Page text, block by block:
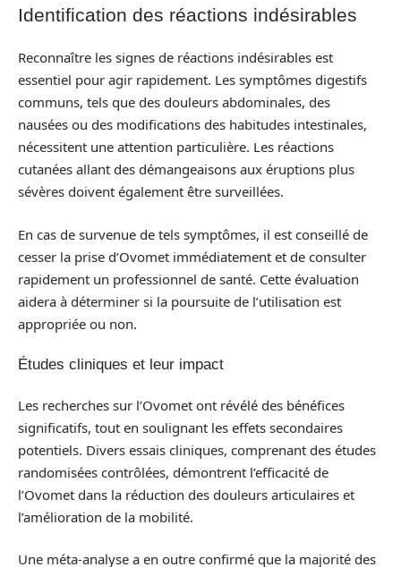
Identification des réactions indésirables
Reconnaître les signes de réactions indésirables est
essentiel pour agir rapidement. Les symptômes digestifs
communs, tels que des douleurs abdominales, des
nausées ou des modifications des habitudes intestinales,
nécessitent une attention particulière. Les réactions
cutanées allant des démangeaisons aux éruptions plus
sévères doivent également être surveillées.
En cas de survenue de tels symptômes, il est conseillé de
cesser la prise d’Ovomet immédiatement et de consulter
rapidement un professionnel de santé. Cette évaluation
aidera à déterminer si la poursuite de l’utilisation est
appropriée ou non.
Études cliniques et leur impact
Les recherches sur l’Ovomet ont révélé des bénéfices
significatifs, tout en soulignant les effets secondaires
potentiels. Divers essais cliniques, comprenant des études
randomisées contrôlées, démontrent l’efficacité de
l’Ovomet dans la réduction des douleurs articulaires et
l’amélioration de la mobilité.
Une méta-analyse a en outre confirmé que la majorité des